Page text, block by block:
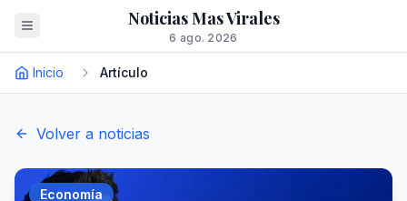
Noticias Mas Virales
6 ago. 2026
Inicio Artículo
Volver a noticias
Economía